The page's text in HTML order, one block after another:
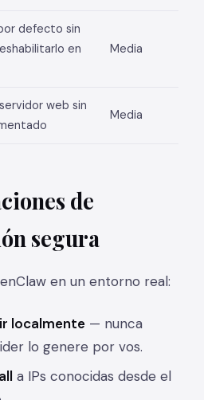
defecto sin
en
Media
web sin
Media
de
segura
en un entorno real:
localmente — nunca
lo genere por vos.
a IPs conocidas desde el